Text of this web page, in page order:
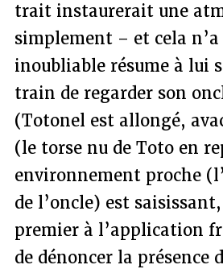
trait instaurerait une
simplement – et cela
inoubliable résume à lui
train de regarder son
(Totonel est allongé,
(le torse nu de Toto en
environnement proche
de l’oncle) est
premier à l’application
de dénoncer la présence